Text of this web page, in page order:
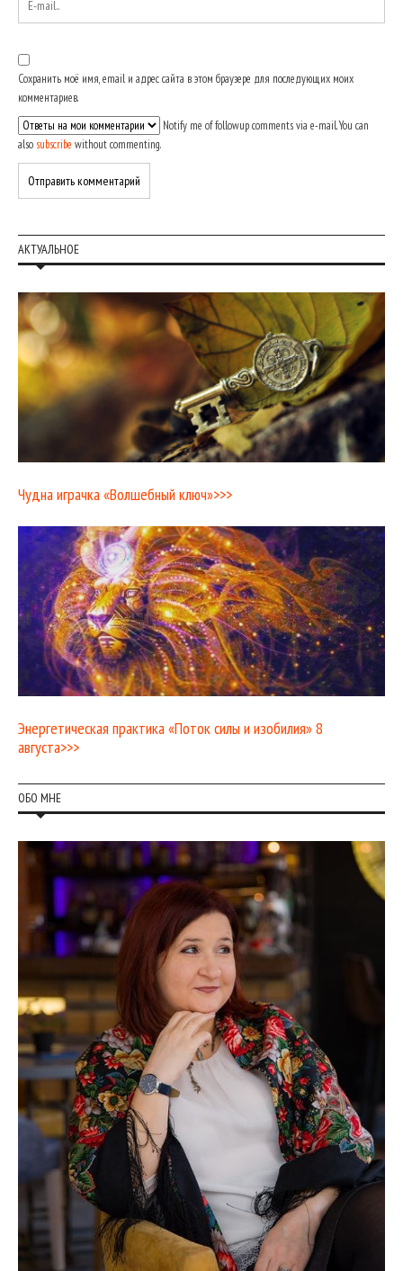
Сохранить моё имя, email и адрес сайта в этом браузере для последующих моих
комментариев.
Notify me of followup comments via e-mail. You can
also subscribe without commenting.
АКТУАЛЬНОЕ
Чудна играчка «Волшебный ключ»>>>
Энергетическая практика «Поток силы и изобилия» 8
августа>>>
ОБО МНЕ